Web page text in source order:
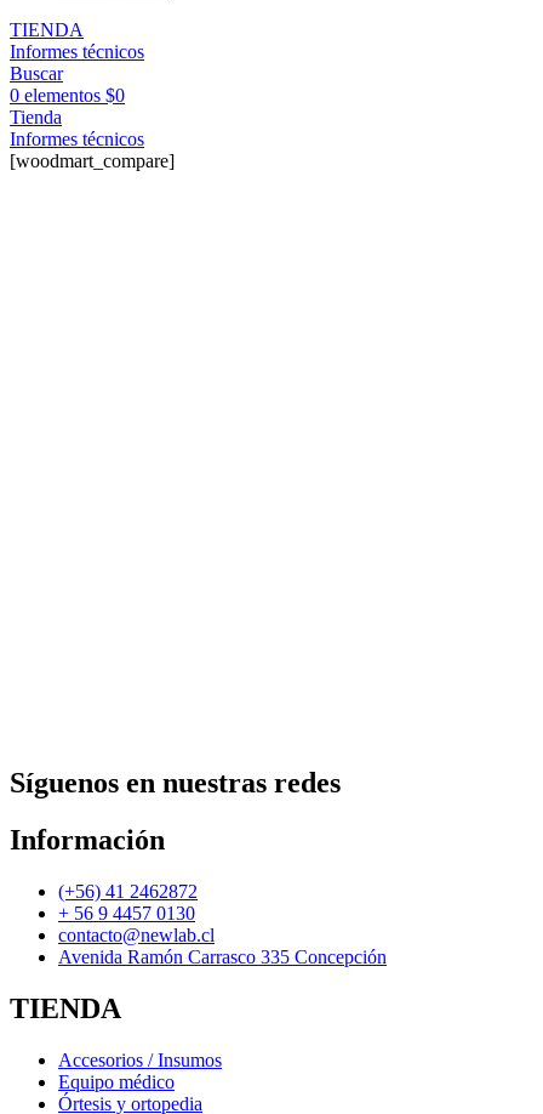
TIENDA
Informes técnicos
Buscar
0 elementos $0
Tienda
Informes técnicos
[woodmart_compare]
Síguenos en nuestras redes
Información
(+56) 41 2462872
+ 56 9 4457 0130
contacto@newlab.cl
Avenida Ramón Carrasco 335 Concepción
TIENDA
Accesorios / Insumos
Equipo médico
Órtesis y ortopedia